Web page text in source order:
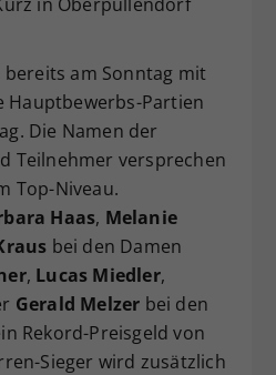
am Sonntag mit
Hauptbewerbs-Partien
Die Namen der
Teilnehmer versprechen
Top-Niveau.
Haas, Melanie
bei den Damen
, Lucas Miedler,
Gerald Melzer bei den
Rekord-Preisgeld von
Sieger wird zusätzlich
speichert Ihre Consent-
ID, für die
Speicherung Ihrer
Einstellungen, falls der
Betreiber dies eingestellt